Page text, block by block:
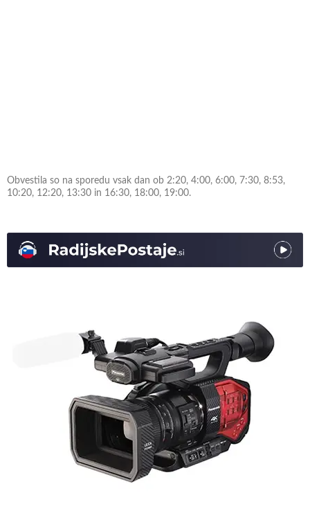
Obvestila so na sporedu vsak dan ob 2:20, 4:00, 6:00, 7:30, 8:53,
10:20, 12:20, 13:30 in 16:30, 18:00, 19:00.